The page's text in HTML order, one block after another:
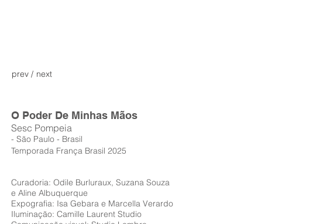
prev / next
O Poder De Minhas Mãos
Sesc Pompeia
- São Paulo - Brasil
Temporada França Brasil 2025
Curadoria: Odile Burluraux, Suzana Souza
e Aline Albuquerque
Expografia: Isa Gebara e Marcella Verardo
Iluminação: Camille Laurent Studio